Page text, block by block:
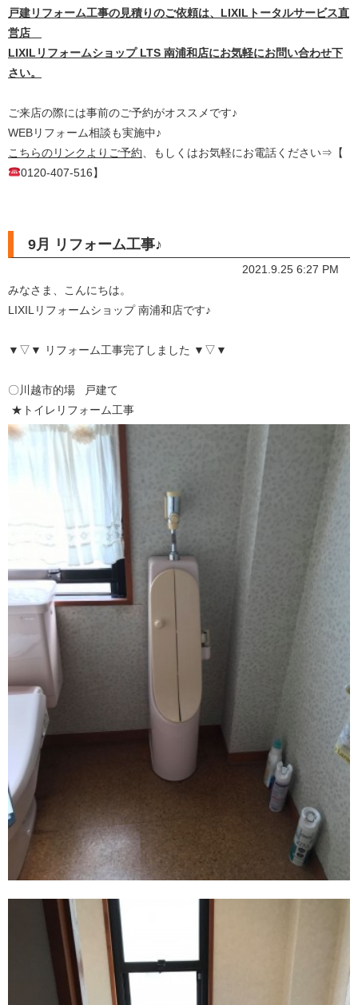
戸建リフォーム工事の見積りのご依頼は、LIXILトータルサービス直
営店
LIXILリフォームショップ LTS 南浦和店にお気軽にお問い合わせ下
さい。
ご来店の際には事前のご予約がオススメです♪
WEBリフォーム相談も実施中♪
こちらのリンクよりご予約 、もしくはお気軽にお電話ください⇒【
0120-407-516】
9月 リフォーム工事♪
2021.9.25 6:27 PM
みなさま、こんにちは。
LIXILリフォームショップ 南浦和店です♪
▼▽▼ リフォーム工事完了しました ▼▽▼
〇川越市的場 戸建て
★トイレリフォーム工事